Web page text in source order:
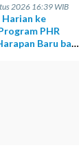
2026 16:39 WIB
Harian ke
PHR
Baru bagi